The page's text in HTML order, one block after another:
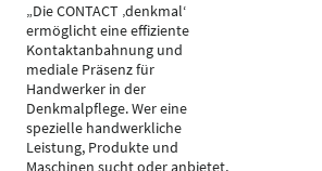
„Die CONTACT ‚denkmal‘
ermöglicht eine effiziente
Kontaktanbahnung und
mediale Präsenz für
Handwerker in der
Denkmalpflege. Wer eine
spezielle handwerkliche
Leistung, Produkte und
Maschinen sucht oder anbietet,